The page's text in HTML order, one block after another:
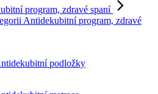
Antidekubitní program, zdravé